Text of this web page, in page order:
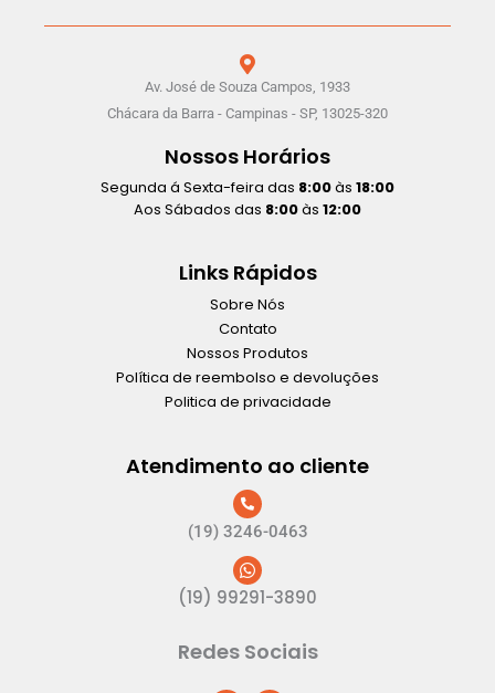
Av. José de Souza Campos, 1933
Chácara da Barra - Campinas - SP, 13025-320
Nossos Horários
Segunda á Sexta-feira das 8:00às 18:00
Aos Sábados das 8:00às 12:00
Links Rápidos
Sobre Nós
Contato
Nossos Produtos
Política de reembolso e devoluções
Politica de privacidade
Atendimento ao cliente
(19) 3246-0463
(19) 99291-3890
Redes Sociais